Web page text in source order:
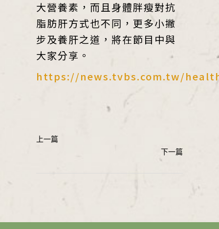
大營養素，而且身體胖瘦對抗
脂肪肝方式也不同，更多小撇
步及養肝之道，將在節目中與
大家分享。
https://news.tvbs.com.tw/